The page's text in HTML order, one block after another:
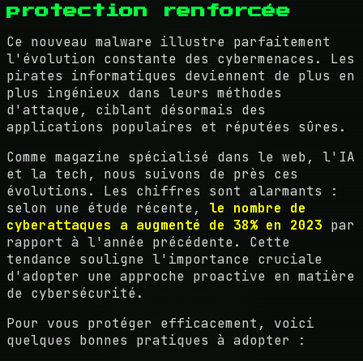
protection renforcée
Ce nouveau malware illustre parfaitement
l'évolution constante des cybermenaces. Les
pirates informatiques deviennent de plus en
plus ingénieux dans leurs méthodes
d'attaque, ciblant désormais des
applications populaires et réputées sûres.
Comme magazine spécialisé dans le web, l'IA
et la tech, nous suivons de près ces
évolutions. Les chiffres sont alarmants :
selon une étude récente, le nombre de
cyberattaques a augmenté de 38% en 2023 par
rapport à l'année précédente. Cette
tendance souligne l'importance cruciale
d'adopter une approche proactive en matière
de cybersécurité.
Pour vous protéger efficacement, voici
quelques bonnes pratiques à adopter :